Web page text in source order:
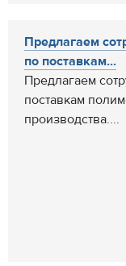
Предлагаем
по поставкам...
Предлагаем
поставкам
производства....